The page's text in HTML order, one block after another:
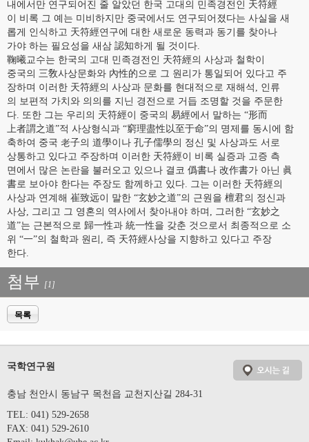
내에서만 연구되어진 줄 알았던 한국 고대의 민족경전인 天符經
이 비록 그 예는 미비하지만 중국에서도 연구되어졌다는 사실을 새
롭게 인식하고 天符經연구에 대한 새로운 동력과 동기를 찾아나
가야 하는 필요성을 새삼 認知하게 될 것이다.
鞠曦교수는 한국의 고대 민족경전인 天符經의 사상과 철학이
중국의 三敎사상문화와 內性的으로 그 원리가 통일되어 있다고 주
장하며 이러한 天符經의 사상과 문화를 현대적으로 재해석, 인류
의 보편적 가치와 의의를 지닌 경전으로 거듭 조명할 것을 주문한
다. 또한 그는 우리의 天符經이 중국의 易經에서 말하는 “形而
上者謂之道”적 사상형식과 “窮理盡性以至于命”의 명제를 동시에 함
축하여 중국 老子의 道學이나 孔子儒學의 정신 및 사상과도 서로
상통하고 있다고 주장하며 이러한 天符經이 비록 실증과 고증 측
면에서 많은 논란을 불러오고 있으나 결코 僞書나 改作書가 아닌 眞
書로 보아야 한다는 주장도 함께하고 있다. 그는 이러한 天符經의
사상과 연계해 崔致远이 말한 “玄妙之道”의 근원을 檀君의 정신과
사상, 그리고 그 영혼의 역사에서 찾아내야 하며, 그러한 “玄妙之
道”는 근본적으로 歸一性과 統一性을 갖춘 것으로서 최종적으로 소
위 “一”의 철학과 원리, 즉 天符經사상을 지향하고 있다고 주장
한다.
첨부 [1]
목록
국학연구원
충남 천안시 동남구 목천읍 교천지산길 284-31
TEL: 041) 529-2658
FAX: 041) 529-2610